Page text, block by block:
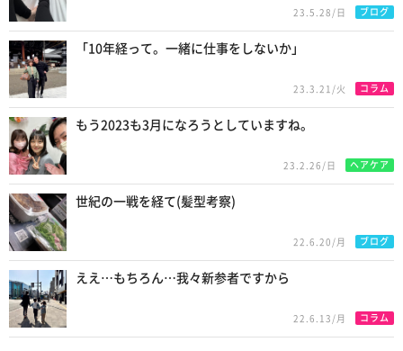
23.5.28/日 ブログ
「10年経って。一緒に仕事をしないか」
23.3.21/火 コラム
もう2023も3月になろうとしていますね。
23.2.26/日 ヘアケア
世紀の一戦を経て(髪型考察)
22.6.20/月 ブログ
ええ…もちろん…我々新参者ですから
22.6.13/月 コラム